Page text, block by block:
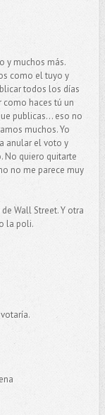
y muchos más.
como el tuyo y
todos los días
como haces tú un
publicas... eso no
muchos. Yo
anular el voto y
No quiero quitarte
no me parece muy
Wall Street. Y otra
la poli.